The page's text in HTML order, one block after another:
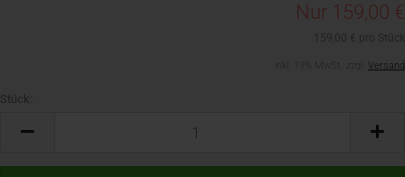
Nur 159,00 €
Versand
Stück: